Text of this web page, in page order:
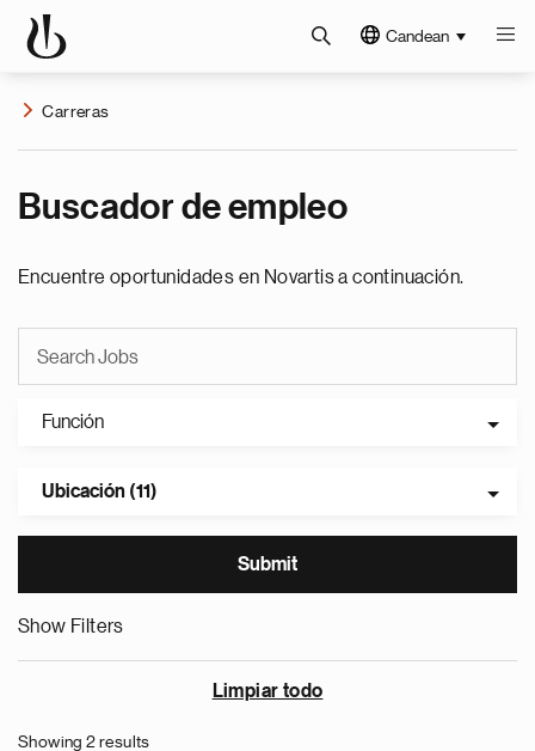
Candean
Carreras
Buscador de empleo
Encuentre oportunidades en Novartis a continuación.
Función
Ubicación (11)
Show Filters
Limpiar todo
Showing 2 results